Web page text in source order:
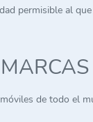
permisible al
de todo el